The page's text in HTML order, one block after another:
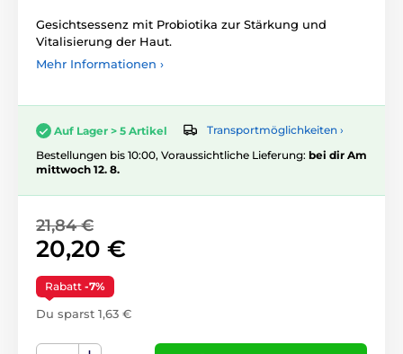
Gesichtsessenz mit Probiotika zur Stärkung und
Vitalisierung der Haut.
Mehr Informationen ›
Auf Lager > 5 Artikel
Transportmöglichkeiten ›
Bestellungen bis 10:00, Voraussichtliche Lieferung: bei dir Am
mittwoch 12. 8.
21,84 €
20,20 €
Rabatt -7%
Du sparst 1,63 €